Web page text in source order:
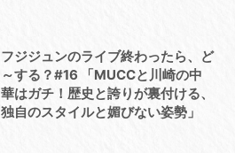
フジジュンのライブ終わったら、ど
～する？#16 「MUCCと川崎の中
華はガチ！歴史と誇りが裏付ける、
独自のスタイルと媚びない姿勢」